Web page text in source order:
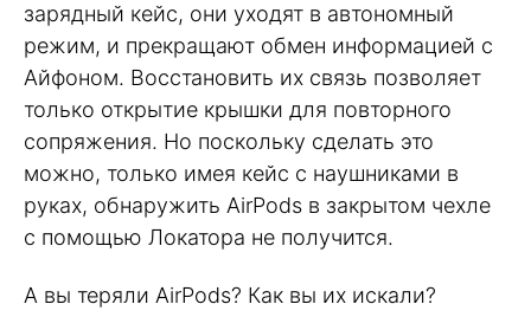
зарядный кейс, они уходят в автономный
режим, и прекращают обмен информацией с
Айфоном. Восстановить их связь позволяет
только открытие крышки для повторного
сопряжения. Но поскольку сделать это
можно, только имея кейс с наушниками в
руках, обнаружить AirPods в закрытом чехле
с помощью Локатора не получится.
А вы теряли AirPods? Как вы их искали?